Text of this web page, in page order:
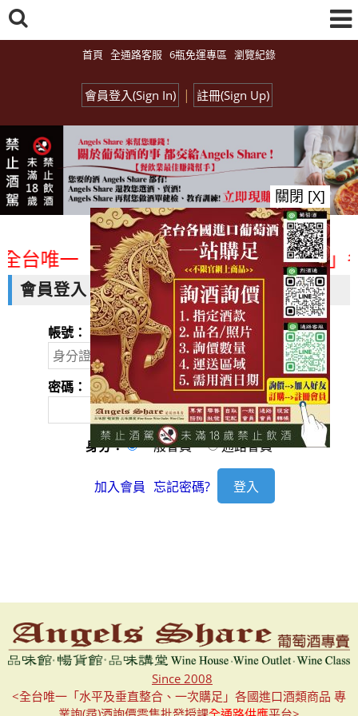
首頁 全通路客服 6瓶免運專區 瀏覽紀錄
會員登入(Sign In) | 註冊(Sign Up)
台唯一「水平及垂直整合、一次購足」
會員登入
帳號：
密碼：
身分： 一般會員 通路會員
加入會員 忘記密碼?
Since 2008
<全台唯一「水平及垂直整合、一次購足」各國進口酒類商品 專
關閉 [X]